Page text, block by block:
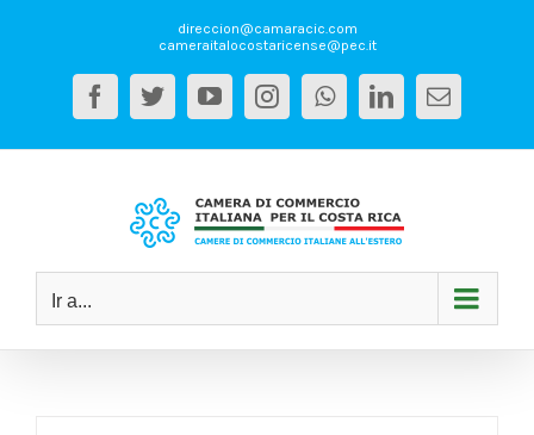
contenido
direccion@camaracic.com
cameraitalocostaricense@pec.it
Facebook
TwitterYouTubeInstagramWhatsApp
LinkedInCorreo
Ir a...